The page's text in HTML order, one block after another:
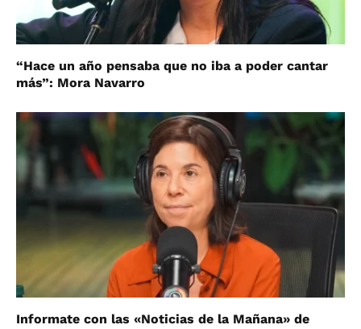
“Hace un año pensaba que no iba a poder cantar
más”: Mora Navarro
Informate con las «Noticias de la Mañana» de